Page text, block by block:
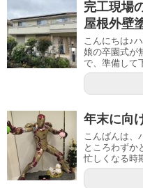
完工現場
屋根外壁
こんにちは♪
娘の卒園式が
で、準備して
年末に向
こんばんは、
ところわずか
忙しくなる時